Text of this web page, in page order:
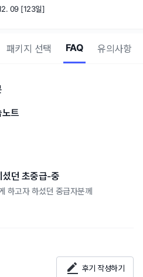
09 [123일]
패키지 선택 FAQ 유의사항
트
셨던 초중급-중
하고자 하셨던 중급자분께
후기 작성하기